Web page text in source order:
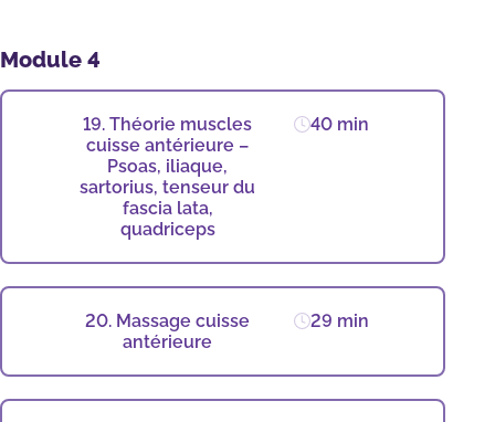
Module 4
19. Théorie muscles
cuisse antérieure –
Psoas, iliaque,
sartorius, tenseur du
fascia lata,
quadriceps
40 min
20. Massage cuisse
antérieure
29 min